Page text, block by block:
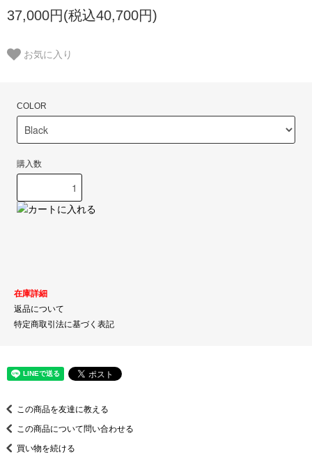
37,000円(税込40,700円)
お気に入り
COLOR
購入数
在庫詳細
返品について
特定商取引法に基づく表記
この商品を友達に教える
この商品について問い合わせる
買い物を続ける